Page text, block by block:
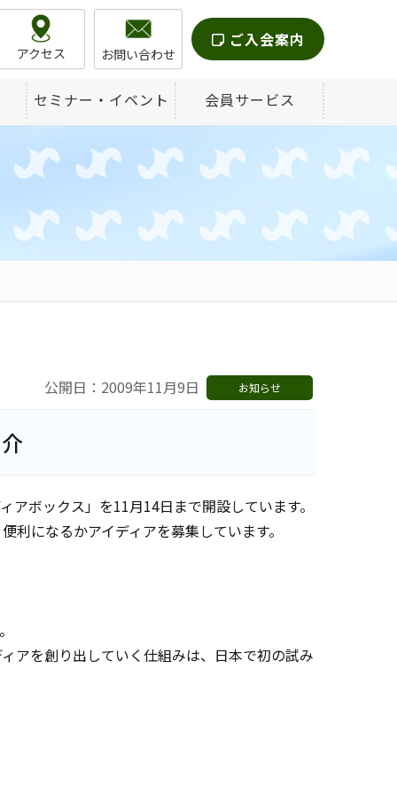
アクセス お問い合わせ
ご入会案内
セミナー・イベント 会員サービス
公開日：2009年11月9日 お知らせ
ボックス」を11月14日まで開設しています。
になるかアイディアを募集しています。
アを創り出していく仕組みは、日本で初の試み